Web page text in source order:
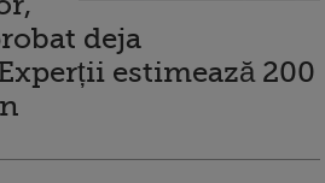
deja
estimează 200